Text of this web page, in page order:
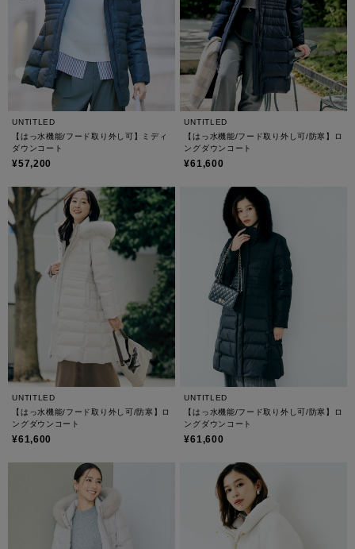
UNTITLED
【はっ水機能/フード取り外し可】ミディ
ダウンコート
¥57,200
UNTITLED
【はっ水機能/フード取り外し可/防寒】ロ
ングダウンコート
¥61,600
UNTITLED
【はっ水機能/フード取り外し可/防寒】ロ
ングダウンコート
¥61,600
UNTITLED
【はっ水機能/フード取り外し可/防寒】ロ
ングダウンコート
¥61,600